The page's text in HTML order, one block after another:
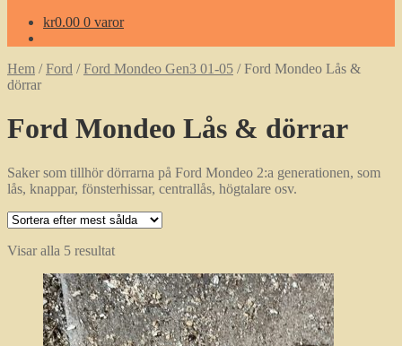
kr0.00 0 varor
Hem /Ford /Ford Mondeo Gen3 01-05 /Ford Mondeo Lås &
dörrar
Ford Mondeo Lås & dörrar
Saker som tillhör dörrarna på Ford Mondeo 2:a generationen, som
lås, knappar, fönsterhissar, centrallås, högtalare osv.
Visar alla 5 resultatSortera
popularitet